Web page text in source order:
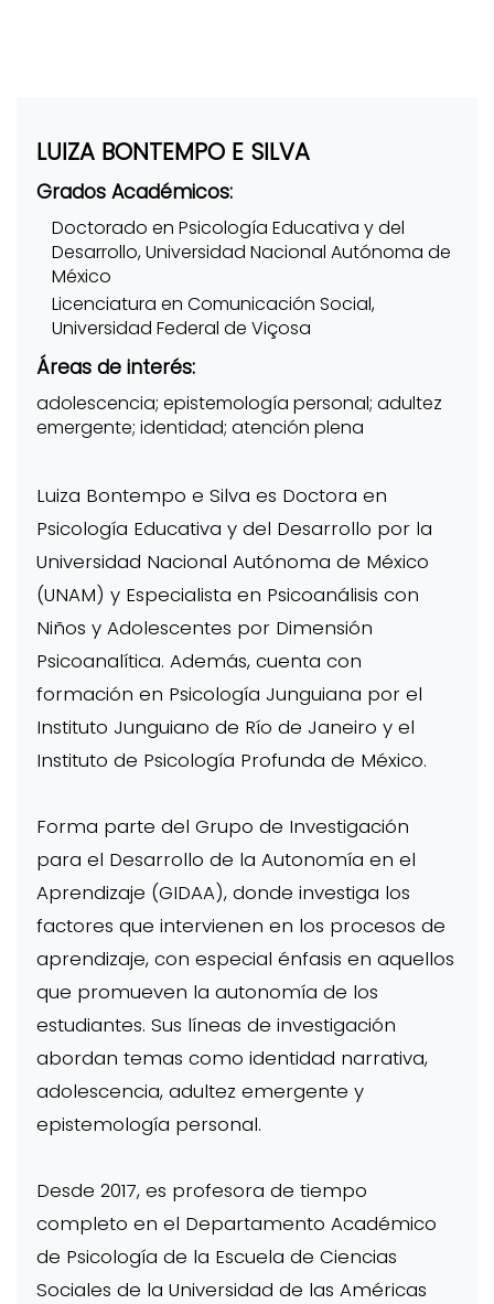
LUIZA BONTEMPO E SILVA
Grados Académicos:
Doctorado en Psicología Educativa y del
Desarrollo, Universidad Nacional Autónoma de
México
Licenciatura en Comunicación Social,
Universidad Federal de Viçosa
Áreas de interés:
adolescencia; epistemología personal; adultez
emergente; identidad; atención plena
Luiza Bontempo e Silva es Doctora en
Psicología Educativa y del Desarrollo por la
Universidad Nacional Autónoma de México
(UNAM) y Especialista en Psicoanálisis con
Niños y Adolescentes por Dimensión
Psicoanalítica. Además, cuenta con
formación en Psicología Junguiana por el
Instituto Junguiano de Río de Janeiro y el
Instituto de Psicología Profunda de México.
Forma parte del Grupo de Investigación
para el Desarrollo de la Autonomía en el
Aprendizaje (GIDAA), donde investiga los
factores que intervienen en los procesos de
aprendizaje, con especial énfasis en aquellos
que promueven la autonomía de los
estudiantes. Sus líneas de investigación
abordan temas como identidad narrativa,
adolescencia, adultez emergente y
epistemología personal.
Desde 2017, es profesora de tiempo
completo en el Departamento Académico
de Psicología de la Escuela de Ciencias
Sociales de la Universidad de las Américas